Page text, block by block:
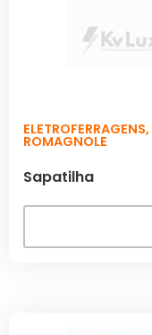
ELETROFERRAGENS,
ROMAGNOLE
Sapatilha